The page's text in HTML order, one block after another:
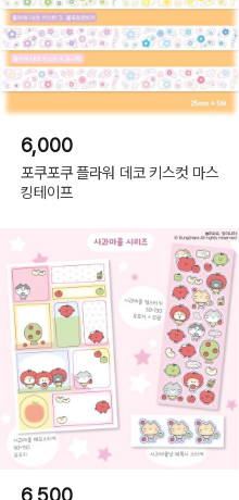
6,000
포쿠포쿠 플라워 데코 키스컷 마스
킹테이프
6,500